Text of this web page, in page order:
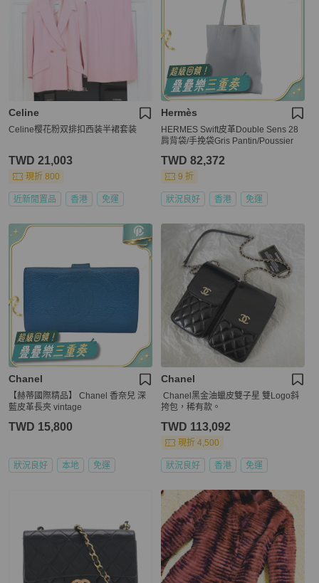
Celine
Celine樱花粉双排扣西装半裙套装
TWD 21,003
現折 800
近新閒置品 香港 免運
Hermès
HERMES Swift皮革Double Sens 28
肩背袋/手挽袋Gris Pantin/Poussier
TWD 82,372
9 折
狀況良好 香港 免運
Chanel
【赫蒂國際精品】 Chanel 香奈兒 深
藍皮革長夾 vintage
TWD 15,800
狀況良好 本地 免運
Chanel
Chanel黑金油蠟皮雙子星 雙Logo斜
挎包，稀有款。
TWD 113,092
現折 4,500
狀況良好 香港 免運